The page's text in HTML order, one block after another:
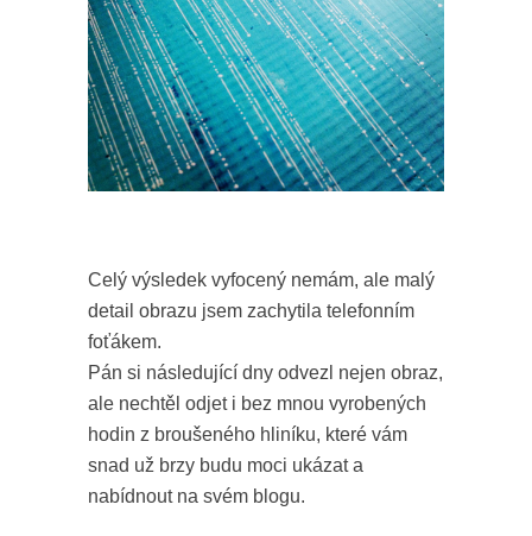
Celý výsledek vyfocený nemám, ale malý
detail obrazu jsem zachytila telefonním
foťákem.
Pán si následující dny odvezl nejen obraz,
ale nechtěl odjet i bez mnou vyrobených
hodin z broušeného hliníku, které vám
snad už brzy budu moci ukázat a
nabídnout na svém blogu.